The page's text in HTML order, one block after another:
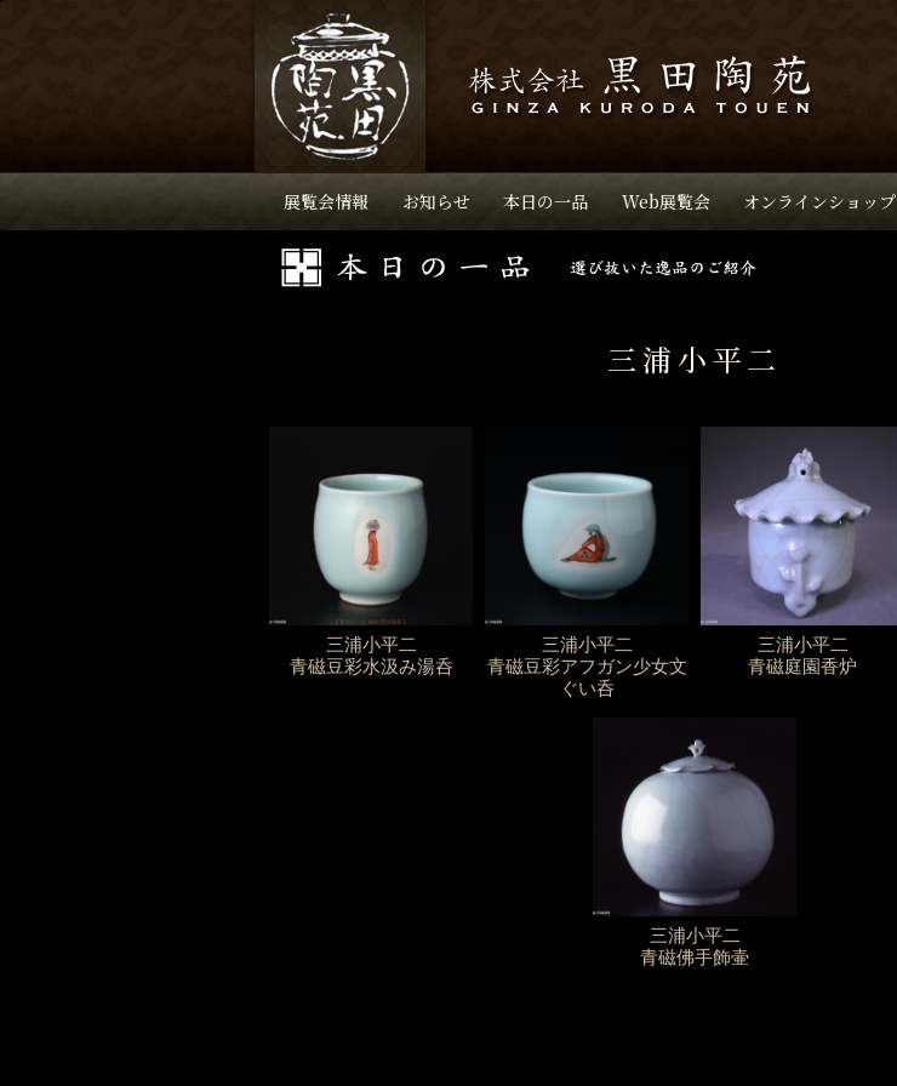
展覧会情報 お知らせ 本日の一品 Web展覧会 オンラインショップ
三浦小平二
三浦小平二
青磁豆彩水汲み湯呑
三浦小平二
青磁豆彩アフガン少女文
ぐい呑
三浦小平二
青磁庭園香炉
三浦小平二
青磁佛手飾壷